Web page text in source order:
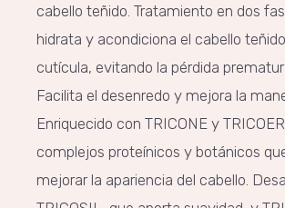
cabello teñido. Tratamiento en dos
hidrata y acondiciona el cabello
cutícula, evitando la pérdida
Facilita el desenredo y mejora la
Enriquecido con TRICONE y
complejos proteínicos y botánicos
mejorar la apariencia del cabello.